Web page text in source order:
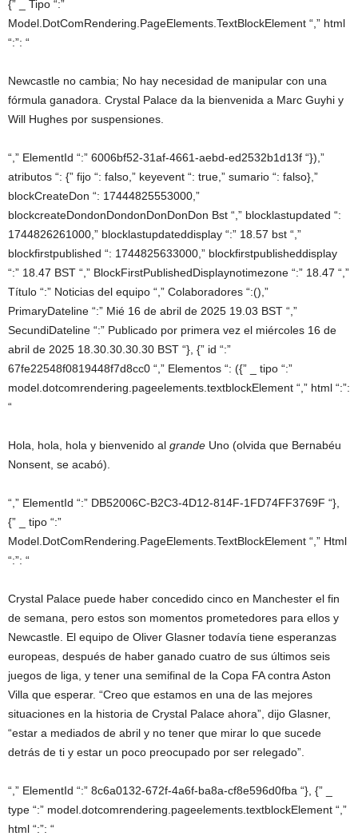
{” _ Tipo “:”
Model.DotComRendering.PageElements.TextBlockElement “,” html
“:”: “
Newcastle no cambia; No hay necesidad de manipular con una
fórmula ganadora. Crystal Palace da la bienvenida a Marc Guyhi y
Will Hughes por suspensiones.
“,” ElementId “:” 6006bf52-31af-4661-aebd-ed2532b1d13f “}),”
atributos “: {” fijo “: falso,” keyevent “: true,” sumario “: falso},”
blockCreateDon “: 17444825553000,”
blockcreateDondonDondonDonDonDon Bst “,” blocklastupdated “:
1744826261000,” blocklastupdateddisplay “:” 18.57 bst “,”
blockfirstpublished “: 1744825633000,” blockfirstpublisheddisplay
“:” 18.47 BST “,” BlockFirstPublishedDisplaynotimezone “:” 18.47 “,”
Título “:” Noticias del equipo “,” Colaboradores “:(),”
PrimaryDateline “:” Mié 16 de abril de 2025 19.03 BST “,”
SecundiDateline “:” Publicado por primera vez el miércoles 16 de
abril de 2025 18.30.30.30.30 BST “}, {” id “:”
67fe22548f0819448f7d8cc0 “,” Elementos “: ({” _ tipo “:”
model.dotcomrendering.pageelements.textblockElement “,” html “:”:
“
Hola, hola, hola y bienvenido al grande Uno (olvida que Bernabéu
Nonsent, se acabó).
“,” ElementId “:” DB52006C-B2C3-4D12-814F-1FD74FF3769F “},
{” _ tipo “:”
Model.DotComRendering.PageElements.TextBlockElement “,” Html
“:”: “
Crystal Palace puede haber concedido cinco en Manchester el fin
de semana, pero estos son momentos prometedores para ellos y
Newcastle. El equipo de Oliver Glasner todavía tiene esperanzas
europeas, después de haber ganado cuatro de sus últimos seis
juegos de liga, y tener una semifinal de la Copa FA contra Aston
Villa que esperar. “Creo que estamos en una de las mejores
situaciones en la historia de Crystal Palace ahora”, dijo Glasner,
“estar a mediados de abril y no tener que mirar lo que sucede
detrás de ti y estar un poco preocupado por ser relegado”.
“,” ElementId “:” 8c6a0132-672f-4a6f-ba8a-cf8e596d0fba “}, {” _
type “:” model.dotcomrendering.pageelements.textblockElement “,”
html “:”: “